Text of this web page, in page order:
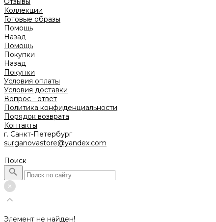
Коллекции
Готовые образы
Помощь
Назад
Помощь
Покупки
Назад
Покупки
Условия оплаты
Условия доставки
Вопрос - ответ
Политика конфиденциальности
Порядок возврата
Контакты
г. Санкт-Петербург
surganovastore@yandex.com
Поиск
Элемент не найден!